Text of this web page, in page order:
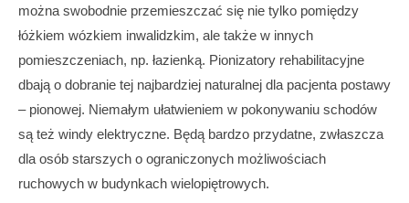
można swobodnie przemieszczać się nie tylko pomiędzy
łóżkiem wózkiem inwalidzkim, ale także w innych
pomieszczeniach, np. łazienką. Pionizatory rehabilitacyjne
dbają o dobranie tej najbardziej naturalnej dla pacjenta postawy
– pionowej. Niemałym ułatwieniem w pokonywaniu schodów
są też windy elektryczne. Będą bardzo przydatne, zwłaszcza
dla osób starszych o ograniczonych możliwościach
ruchowych w budynkach wielopiętrowych.